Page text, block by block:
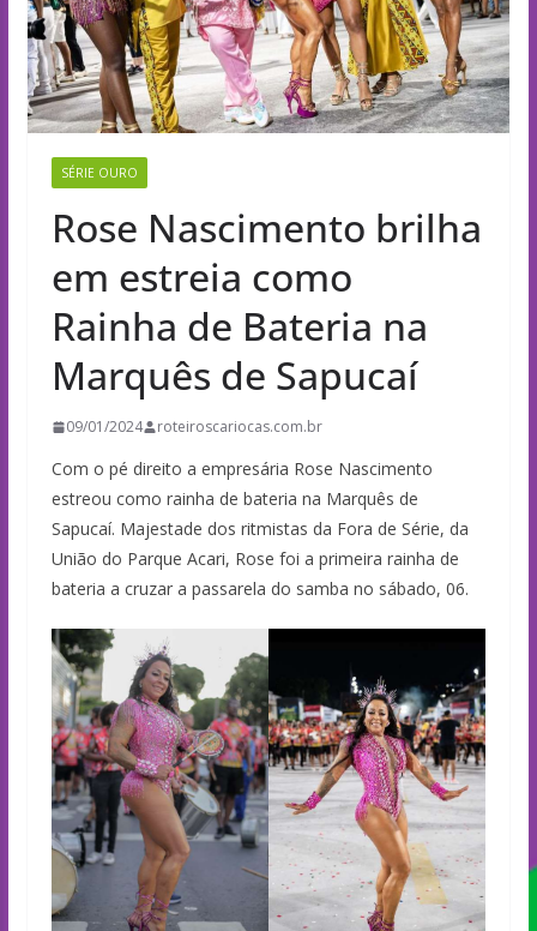
SÉRIE OURO
Rose Nascimento brilha
em estreia como
Rainha de Bateria na
Marquês de Sapucaí
09/01/2024 roteiroscariocas.com.br
Com o pé direito a empresária Rose Nascimento
estreou como rainha de bateria na Marquês de
Sapucaí. Majestade dos ritmistas da Fora de Série, da
União do Parque Acari, Rose foi a primeira rainha de
bateria a cruzar a passarela do samba no sábado, 06.